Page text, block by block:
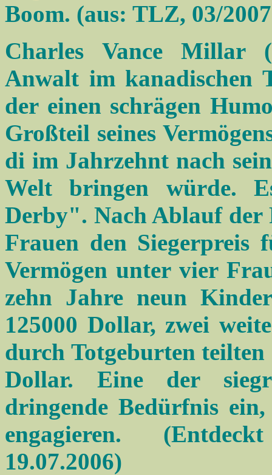
Boom. (aus: TLZ, 03/
Charles Vance Millar
Anwalt im kanadischen
der einen schrägen
Großteil seines
di im Jahrzehnt nach
Welt bringen würde.
Derby". Nach Ablauf der
Frauen den Siegerpreis
Vermögen unter vier
zehn Jahre neun
125000 Dollar, zwei
durch Totgeburten teilten
Dollar. Eine der
dringende Bedürfnis
engagieren.
19.07.2006)